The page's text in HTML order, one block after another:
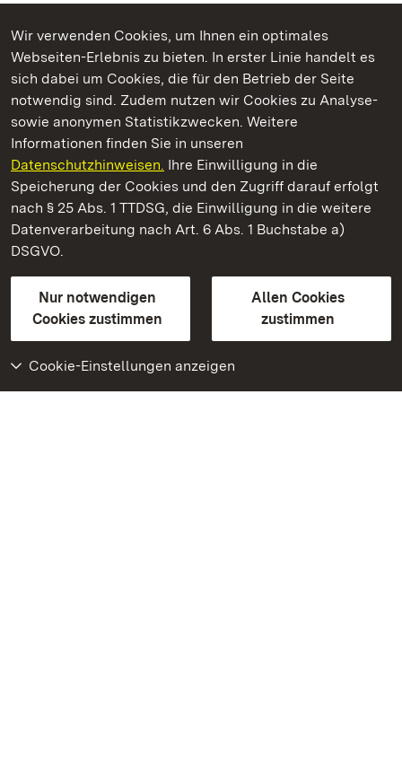
Wir verwenden Cookies, um Ihnen ein optimales
Webseiten-Erlebnis zu bieten. In erster Linie handelt es
sich dabei um Cookies, die für den Betrieb der Seite
notwendig sind. Zudem nutzen wir Cookies zu Analyse-
sowie anonymen Statistikzwecken. Weitere
Informationen finden Sie in unseren
Datenschutzhinweisen. Ihre Einwilligung in die
Speicherung der Cookies und den Zugriff darauf erfolgt
nach § 25 Abs. 1 TTDSG, die Einwilligung in die weitere
Datenverarbeitung nach Art. 6 Abs. 1 Buchstabe a)
DSGVO.
Nur notwendigen
Cookies zustimmen
Allen Cookies
zustimmen
Cookie-Einstellungen anzeigen
Kommen. Staunen. Genießen.
Staatliche Schlösser und Gärten Baden‑Württemberg
Staatliche Schlösser und Gärten Baden-Württemberg
Kontakt
GebärdenspracheLeichte Sprache
Erklärung zur Barrierefreiheit
BITV-konform (geprüfte Seiten)
Weiteres